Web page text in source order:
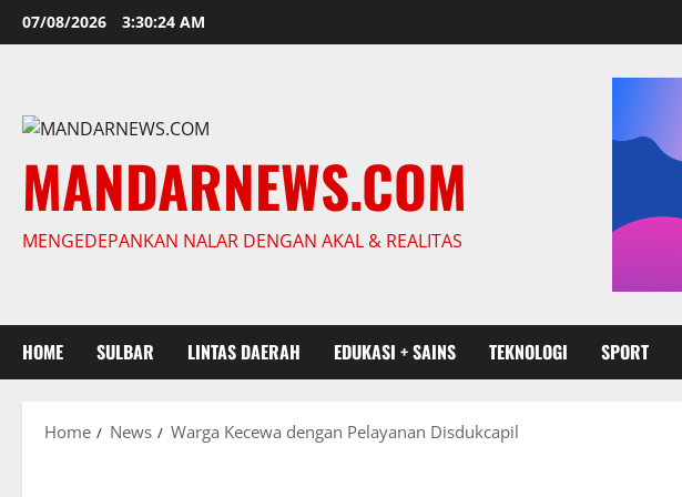
Skip
to
07/08/2026 3:30:25 AM
MANDARNEWS.COM
MENGEDEPANKAN NALAR DENGAN AKAL & REALITAS
HOME SULBAR LINTAS DAERAH EDUKASI + SAINS TEKNOLOGI SPORT
Home News Warga Kecewa dengan Pelayanan Disdukcapil